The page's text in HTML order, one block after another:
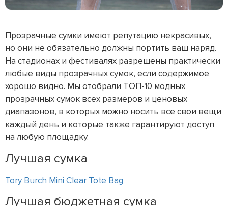
Прозрачные сумки имеют репутацию некрасивых,
но они не обязательно должны портить ваш наряд.
На стадионах и фестивалях разрешены практически
любые виды прозрачных сумок, если содержимое
хорошо видно. Мы отобрали ТОП-10 модных
прозрачных сумок всех размеров и ценовых
диапазонов, в которых можно носить все свои вещи
каждый день и которые также гарантируют доступ
на любую площадку.
Лучшая сумка
Tory Burch Mini Clear Tote Bag
Лучшая бюджетная сумка